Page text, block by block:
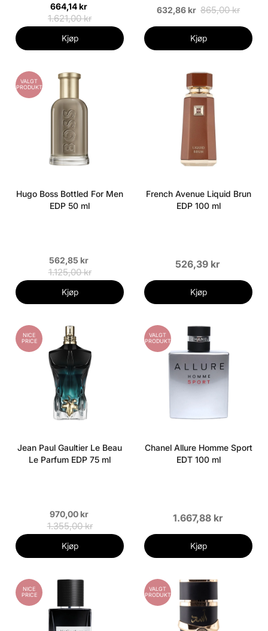
664,14 kr
1.621,00 kr
Kjøp
632,86 kr 865,00 kr
Kjøp
VALGT
PRODUKT
Hugo Boss Bottled For Men
EDP 50 ml
562,85 kr
1.125,00 kr
Kjøp
French Avenue Liquid Brun
EDP 100 ml
526,39 kr
Kjøp
NICE
PRICE
Jean Paul Gaultier Le Beau
Le Parfum EDP 75 ml
970,00 kr
1.355,00 kr
Kjøp
VALGT
PRODUKT
Chanel Allure Homme Sport
EDT 100 ml
1.667,88 kr
Kjøp
NICE
PRICE
VALGT
PRODUKT